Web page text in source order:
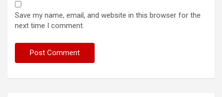
Save my name, email, and website in this browser for the
next time I comment.